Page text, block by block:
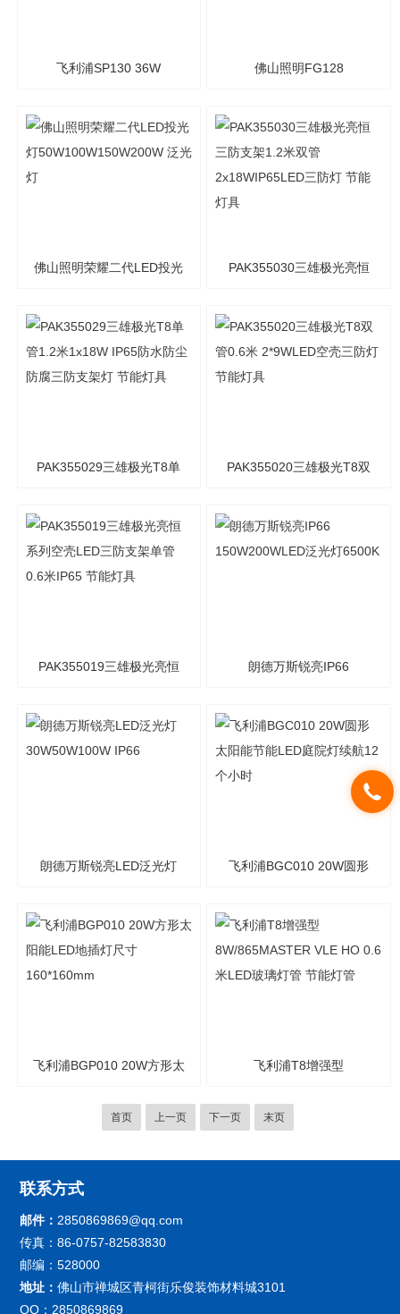
飞利浦SP130 36W
灯 节能灯具
佛山照明FG128
投光灯 泛光灯
佛山照明荣耀二代LED投光
泛光灯
PAK355030三雄极光亮恒
2x18WIP65LED三防灯 节
PAK355029三雄极光T8单
尘防腐三防支架灯 节能灯
PAK355020三雄极光T8双
灯 节能灯具
PAK355019三雄极光亮恒
0.6米IP65 节能灯具
朗德万斯锐亮IP66
6500K
朗德万斯锐亮LED泛光灯 飞利浦BGC010 20W圆形
12个小时
飞利浦BGP010 20W方形太
阳能LED地插灯尺寸
飞利浦T8增强型
8W/865MASTER VLE HO
首页 上一页 下一页 末页
联系方式
邮件： 2850869869@qq.com
传真：86-0757-82583830
邮编：528000
地址：佛山市禅城区青柯街乐俊装饰材料城3101
QQ：2850869869